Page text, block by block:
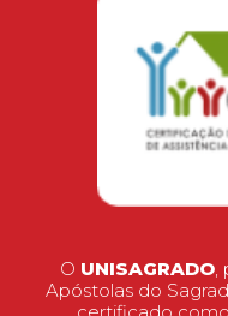
O UNISAGRADO,
Apóstolas do